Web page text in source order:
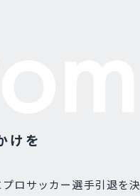
けを
ロサッカー選手引退を